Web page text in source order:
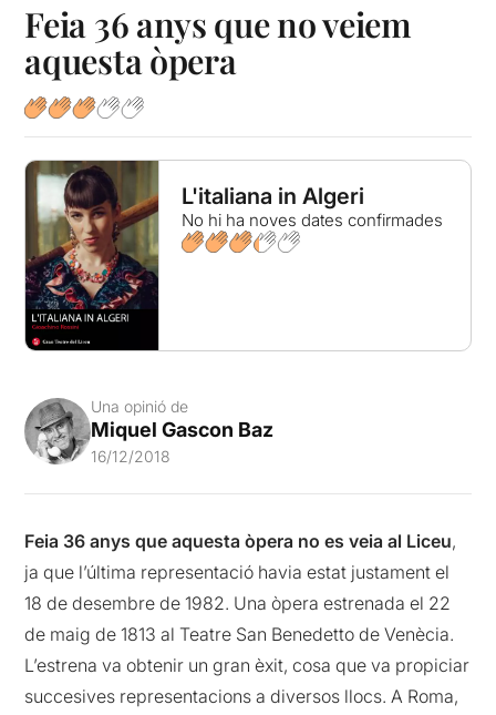
Feia 36 anys que no veiem
aquesta òpera
L'italiana in Algeri
No hi ha noves dates confirmades
Una opinió de
Miquel Gascon Baz
16/12/2018
Feia 36 anys que aquesta òpera no es veia al Liceu,
ja que l’última representació havia estat justament el
18 de desembre de 1982. Una òpera estrenada el 22
de maig de 1813 al Teatre San Benedetto de Venècia.
L’estrena va obtenir un gran èxit, cosa que va propiciar
succesives representacions a diversos llocs. A Roma,